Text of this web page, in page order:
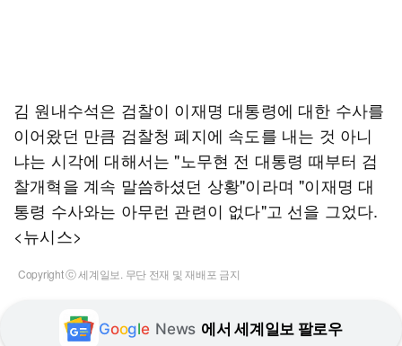
김 원내수석은 검찰이 이재명 대통령에 대한 수사를
이어왔던 만큼 검찰청 폐지에 속도를 내는 것 아니
냐는 시각에 대해서는 "노무현 전 대통령 때부터 검
찰개혁을 계속 말씀하셨던 상황"이라며 "이재명 대
통령 수사와는 아무런 관련이 없다"고 선을 그었다.
<뉴시스>
Copyright ⓒ 세계일보. 무단 전재 및 재배포 금지
Google News 에서 세계일보 팔로우